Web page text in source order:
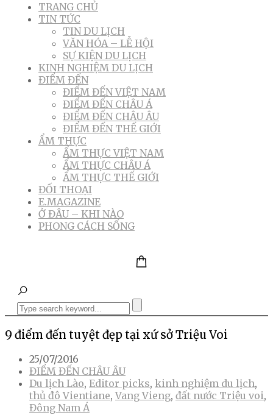
TRANG CHỦ
TIN TỨC
TIN DU LỊCH
VĂN HÓA – LỄ HỘI
SỰ KIỆN DU LỊCH
KINH NGHIỆM DU LỊCH
ĐIỂM ĐẾN
ĐIỂM ĐẾN VIỆT NAM
ĐIỂM ĐẾN CHÂU Á
ĐIỂM ĐẾN CHÂU ÂU
ĐIỂM ĐẾN THẾ GIỚI
ẨM THỰC
ẨM THỰC VIỆT NAM
ẨM THỰC CHÂU Á
ẨM THỰC THẾ GIỚI
ĐỐI THOẠI
E.MAGAZINE
Ở ĐÂU – KHI NÀO
PHONG CÁCH SỐNG
9 điểm đến tuyệt đẹp tại xứ sở Triệu Voi
25/07/2016
ĐIỂM ĐẾN CHÂU ÂU
Du lịch Lào, Editor picks, kinh nghiệm du lịch,
thủ đô Vientiane,Vang Vieng, đất nước Triệu voi,
Đông Nam Á